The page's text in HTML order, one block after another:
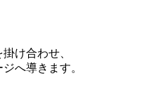
け合わせ、
へ導きます。